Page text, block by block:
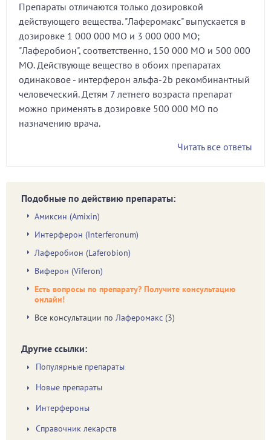
Препараты отличаются только дозировкой
действующего вещества. "Лаферомакс" выпускается в
дозировке 1 000 000 МО и 3 000 000 МО;
"Лаферобион", соответственно, 150 000 МО и 500 000
МО. Действующе вещество в обоих препаратах
одинаковое - интерферон альфа-2b рекомбинантный
человеческий. Детям 7 летнего возраста препарат
можно применять в дозировке 500 000 МО по
назначению врача.
Читать все ответы
Подобные по действию препараты:
Амиксин (Amixin)
Интерферон (Interferonum)
Лаферобион (Laferobion)
Виферон (Viferon)
Есть вопросы по препарату? Получите консультацию
онлайн!
Все консультации по Лаферомакс (3)
Другие ссылки:
Популярные препараты
Новые препараты
Интерфероны
Справочник лекарств